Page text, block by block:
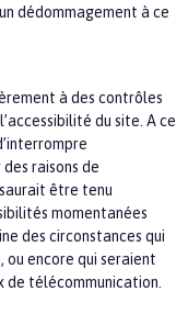
dédommagement à ce
à des contrôles
du site. A ce
raisons de
être tenu
momentanées
des circonstances qui
ou encore qui seraient
de télécommunication.